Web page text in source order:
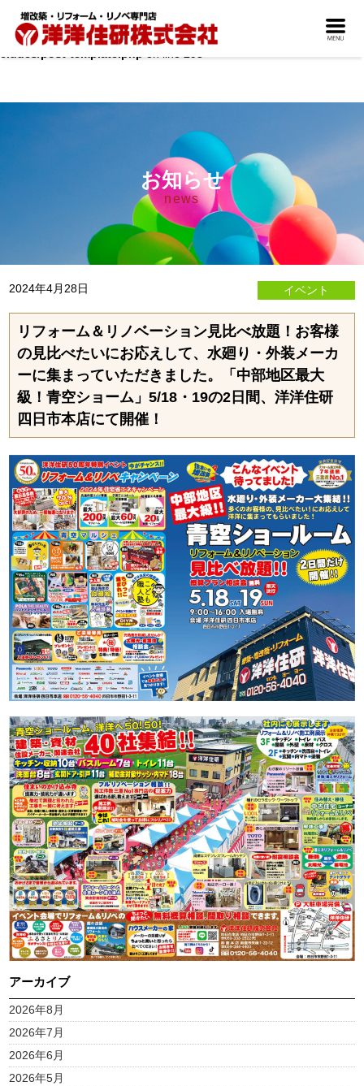
Warning: count(): Parameter must be an array or an object that imple
ments Countable in/home/b-yohyoh/public_html/wordpress/wp-in
お知らせ
news
2024年4月28日 イベント
リフォーム＆リノベーション見比べ放題！お客様
の見比べたいにお応えして、水廻り・外装メーカ
ーに集まっていただきました。「中部地区最大
級！青空ショーム」5/18・19の2日間、洋洋住研
四日市本店にて開催！
アーカイブ
2026年8月
2026年7月
2026年6月
2026年5月